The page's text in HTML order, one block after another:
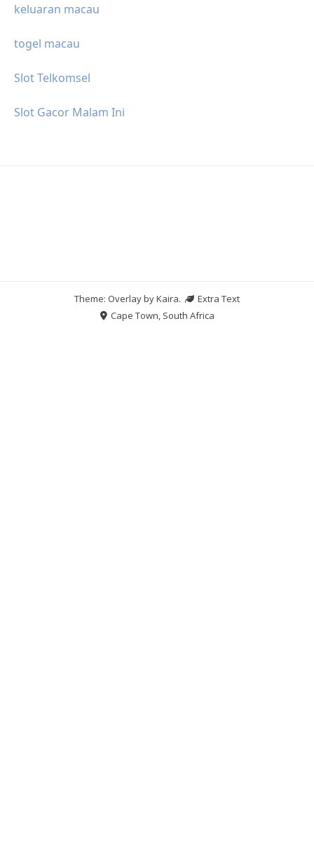
keluaran macau
togel macau
Slot Telkomsel
Slot Gacor Malam Ini
Theme: Overlay byKaira.
Extra Text
Cape Town, South Africa